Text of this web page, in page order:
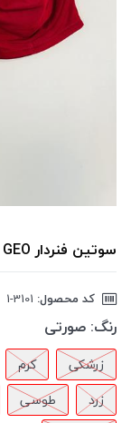
سوتین فنردار GEO کد 715 رنگ صورتی سایز 90
کد محصول:
رنگ: صورتی
زرشکی کرم
زرد
طوسی